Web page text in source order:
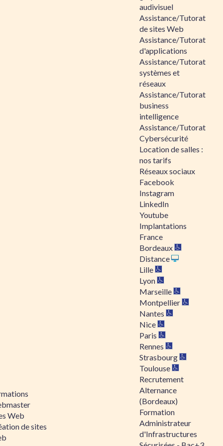
Web
de sites
audivisuel
Assistance/Tutorat
de sites Web
Assistance/Tutorat
d'applications
Assistance/Tutorat
systèmes et
réseaux
Assistance/Tutorat
business
intelligence
Assistance/Tutorat
Cybersécurité
Location de salles :
nos tarifs
Réseaux sociaux
Facebook
Instagram
LinkedIn
Youtube
Implantations
France
Bordeaux
Distance
Lille
Lyon
Marseille
Montpellier
Nantes
Nice
Paris
Rennes
Strasbourg
Toulouse
Recrutement
Alternance
(Bordeaux)
Formation
Administrateur
d'Infrastructures